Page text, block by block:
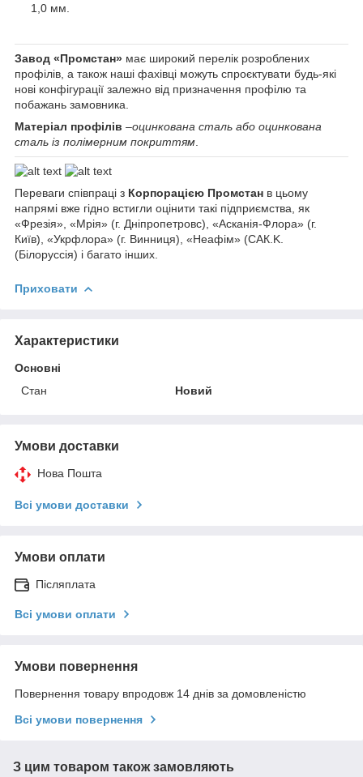
1,0 мм.
Завод «Промстан» має широкий перелік розроблених
профілів, а також наші фахівці можуть спроєктувати будь-які
нові конфігурації залежно від призначення профілю та
побажань замовника.
Матеріал профілів –оцинкована сталь або оцинкована
сталь із полімерним покриттям
Переваги співпраці з Корпорацією Промстан в цьому
напрямі вже гідно встигли оцінити такі підприємства, як
«Фрезія», «Мрія» (г. Дніпропетровс), «Асканія-Флора» (г.
Київ), «Укрфлора» (г. Винниця), «Неафім» (САК.K.
(Білоруссія) і багато інших.
Приховати
Характеристики
Основні
Стан
Новий
Умови доставки
Нова Пошта
Всі умови доставки
Умови оплати
Післяплата
Всі умови оплати
Умови повернення
Повернення товару впродовж 14 днів за домовленістю
Всі умови повернення
З цим товаром також замовляють